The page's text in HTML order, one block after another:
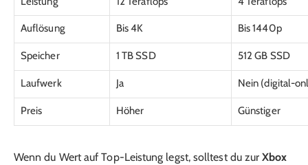
Auflösung Bis 4K Bis 1440p
Speicher 1 TB SSD 512 GB SSD
Laufwerk Ja Nein (digital-
Preis Höher Günstiger
Wenn du Wert auf Top-Leistung legst, solltest du zurXbox